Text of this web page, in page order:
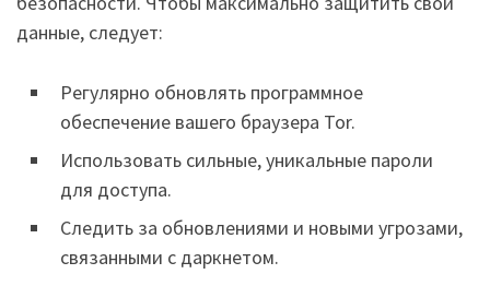
данные, следует:
Регулярно обновлять программное
обеспечение вашего браузера Tor.
Использовать сильные, уникальные пароли
для доступа.
Следить за обновлениями и новыми угрозами,
связанными с даркнетом.